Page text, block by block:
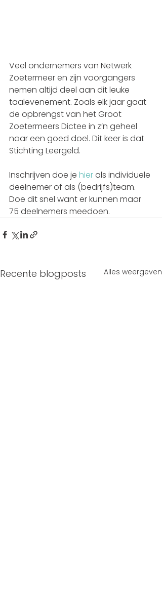
Veel ondernemers van Netwerk
Zoetermeer en zijn voorgangers
nemen altijd deel aan dit leuke
taalevenement. Zoals elk jaar gaat
de opbrengst van het Groot
Zoetermeers Dictee in z’n geheel
naar een goed doel. Dit keer is dat
Stichting Leergeld.
Inschrijven doe je hier als individuele
deelnemer of als (bedrijfs)team.
Doe dit snel want er kunnen maar
75 deelnemers meedoen.
Recente blogposts Alles weergeven